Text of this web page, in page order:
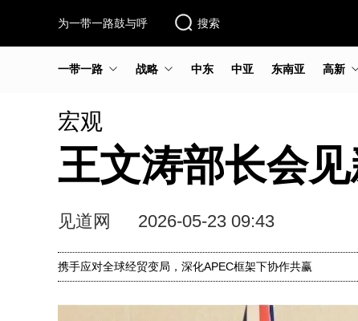
为一带一路鼓与呼 搜索
一带一路 战略 中东 中亚 东南亚 高新
宏观
王文涛部长会
见道网 2026-05-23 09:43
携手应对全球经贸变局，深化APEC框架下协作共赢